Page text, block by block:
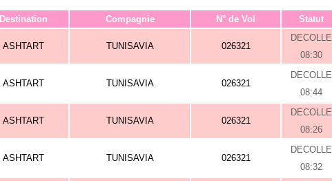
Destination Compagnie N° de Vol Statut
ASHTART TUNISAVIA 026321
DECOLLE
08:30
ASHTART TUNISAVIA 026321
DECOLLE
08:44
ASHTART TUNISAVIA 026321
DECOLLE
08:26
ASHTART TUNISAVIA 026321
DECOLLE
08:32